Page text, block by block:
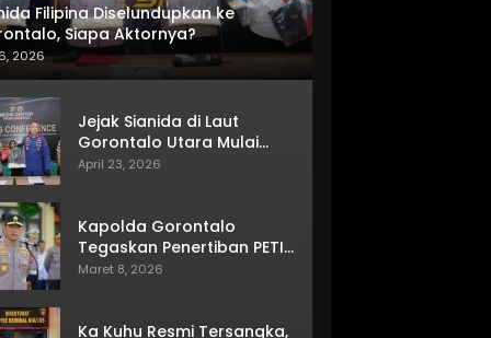
Filipina Diselundupkan ke
Siapa Aktornya?
2026
Jejak Sianida di Laut
Gorontalo Utara Mulai
Terkuak
April 23, 2026
Kapolda Gorontalo
Tegaskan Penertiban PETI
Terus Berjalan
Maret 8, 2026
Ka Kuhu Resmi Tersangka,